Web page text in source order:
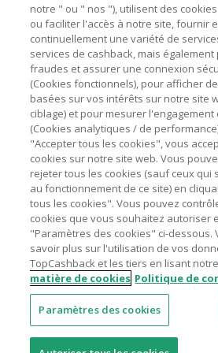
marchands sur le montant hors TVA/
livraison/d’emballage/de service.
L'utilisation de plugins tels que
hole et VPN peut bloquer le suivi de
Pour chaque nouvelle transaction, il
TopCashback et cliquer sur le
pour accéder au site marchand et
Assurez-vous que le lien
utilisé pour visiter le site marchand
achat.
Tout compte impliqué dans des
frauduleuses pour manipuler le
clôturé et leur cashback confisqué.
Astuces pour économiser
A propos de
Contactez-nous
Mentions légales
Nos sites UK US CN JP
© 2005 - 2026 TopCashback
notre " ou " nos "), utilisent des
ou faciliter l'accès à notre site, fournir
continuellement une variété de
services de cashback, mais
fraudes et assurer une connexion
(Cookies fonctionnels), pour afficher
basées sur vos intérêts sur notre site
ciblage) et pour mesurer l'engagement
(Cookies analytiques / de
"Accepter tous les cookies", vous
cookies sur notre site web. Vous
rejeter tous les cookies (sauf ceux qui
au fonctionnement de ce site) en
tous les cookies". Vous pouvez
cookies que vous souhaitez autoriser
"Paramètres des cookies" ci-dessous.
savoir plus sur l'utilisation de vos
TopCashback et les tiers en lisant notre
matière de cookies Politique de
Paramètres des cookies